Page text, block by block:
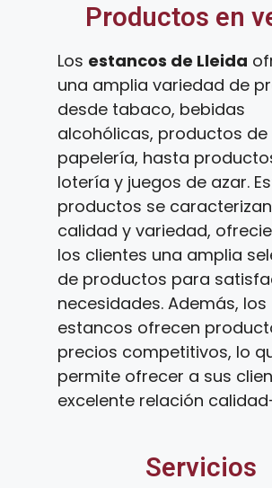
Productos en
Los estancos de Lleida
una amplia variedad de
desde tabaco, bebidas
alcohólicas, productos de
papelería, hasta
lotería y juegos de azar.
productos se
calidad y variedad,
los clientes una amplia
de productos para
necesidades. Además, los
estancos ofrecen
precios competitivos, lo
permite ofrecer a sus
excelente relación
Servicios